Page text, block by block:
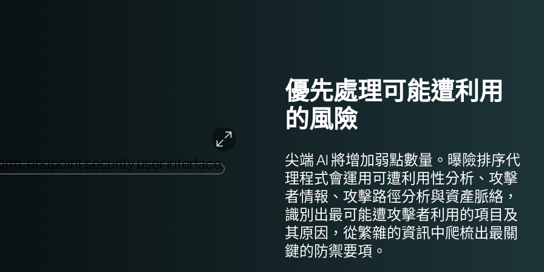
優先處理可能遭利用
的風險
尖端 AI 將增加弱點數量。曝險排序代
理程式會運用可遭利用性分析、攻擊
者情報、攻擊路徑分析與資產脈絡，
識別出最可能遭攻擊者利用的項目及
其原因，從繁雜的資訊中爬梳出最關
鍵的防禦要項。